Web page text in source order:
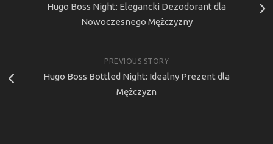
Hugo Boss Night: Elegancki Dezodorant dla
Nowoczesnego Mężczyzny
PREVIOUS STORY
Hugo Boss Bottled Night: Idealny Prezent dla
Mężczyzn